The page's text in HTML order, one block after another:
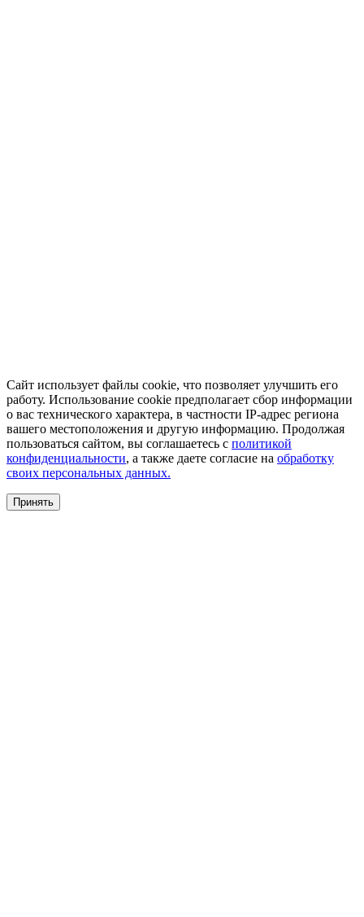
Сайт использует файлы cookie, что позволяет улучшить его
работу. Использование cookie предполагает сбор информации
о вас технического характера, в частности IP-адрес региона
вашего местоположения и другую информацию. Продолжая
пользоваться сайтом, вы соглашаетесь с политикой
конфиденциальности, а также даете согласие на обработку
своих персональных данных.
Принять